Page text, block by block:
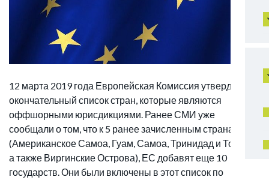
12 марта 2019 года Европейская Комиссия утвердила
окончательный список стран, которые являются
оффшорными юрисдикциями. Ранее СМИ уже
сообщали о том, что к 5 ранее зачисленным странам
(Американское Самоа, Гуам, Самоа, Тринидад и Тобаго,
а также Виргинские Острова), ЕС добавят еще 10
государств. Они были включены в этот список по